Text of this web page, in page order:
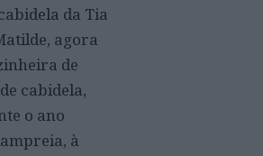
da Tia
agora
de
cabidela,
o ano
à